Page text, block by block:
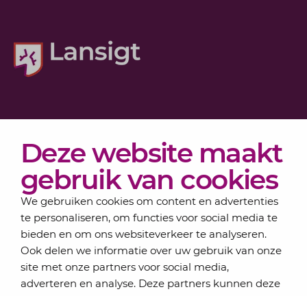
Deze website maakt
gebruik van cookies
We gebruiken cookies om content en advertenties
te personaliseren, om functies voor social media te
bieden en om ons websiteverkeer te analyseren.
Ook delen we informatie over uw gebruik van onze
site met onze partners voor social media,
adverteren en analyse. Deze partners kunnen deze
Actueel
Over Lansigt
Contact
Schrijf je in voor onze nieuwsbrief
Elke maand bundelen de adviseurs van Lansigt in
de eSigt het nieuws.